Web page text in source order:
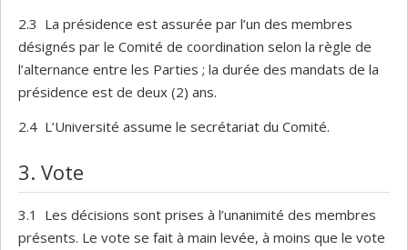
2.3 La présidence est assurée par l’un des membres
désignés par le Comité de coordination selon la règle de
l’alternance entre les Parties ; la durée des mandats de la
présidence est de deux (2) ans.
2.4 L’Université assume le secrétariat du Comité.
3. Vote
3.1 Les décisions sont prises à l’unanimité des membres
présents. Le vote se fait à main levée, à moins que le vote